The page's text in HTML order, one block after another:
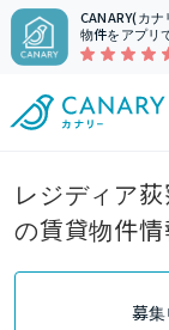
CANARY(カナ
物件をアプリ
レジディア
の賃貸物件情
募